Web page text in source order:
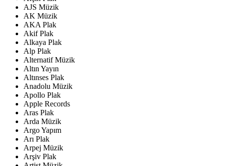
AJS Müzik
AK Müzik
AKA Plak
Akif Plak
Alkaya Plak
Alp Plak
Alternatif Müzik
Altın Yayın
Altınses Plak
Anadolu Müzik
Apollo Plak
Apple Records
Aras Plak
Arda Müzik
Argo Yapım
Arı Plak
Arpej Müzik
Arşiv Plak